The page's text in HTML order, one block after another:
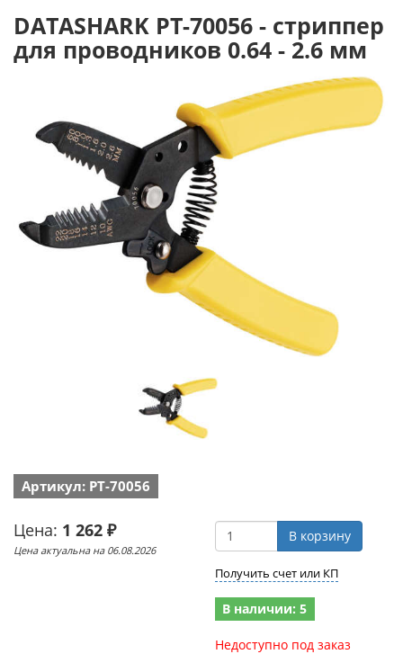
DATASHARK PT-70056 - стриппер
для проводников 0.64 - 2.6 мм
Артикул: PT-70056
Цена: 1 262 ₽
Цена актуальна на 06.08.2026
В корзину
Получить счет или КП
В наличии: 5
Недоступно под заказ